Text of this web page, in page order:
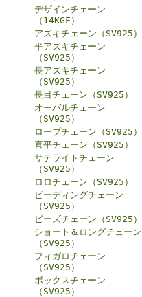
デザインチェーン
（14KGF）
アズキチェーン（SV925）
平アズキチェーン
（SV925）
長アズキチェーン
（SV925）
長目チェーン（SV925）
オーバルチェーン
（SV925）
ロープチェーン（SV925）
喜平チェーン（SV925）
サテライトチェーン
（SV925）
ロロチェーン（SV925）
ビーディングチェーン
（SV925）
ビーズチェーン（SV925）
ショート＆ロングチェーン
（SV925）
フィガロチェーン
（SV925）
ボックスチェーン
（SV925）